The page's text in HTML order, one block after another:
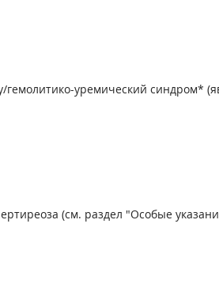
уремический синдром*
(см. раздел "Особые